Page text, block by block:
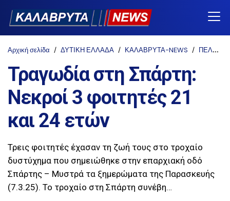
Αρχική σελίδα ΔΥΤΙΚΗ ΕΛΛΑΔΑ ΚΑΛΑΒΡΥΤΑ-NEWS ΠΕΛΟΠΟΝΝΗΣΟΣ
Τραγωδία στη Σπάρτη:
Νεκροί 3 φοιτητές 21
και 24 ετών
Τρεις φοιτητές έχασαν τη ζωή τους στο τροχαίο
δυστύχημα που σημειώθηκε στην επαρχιακή οδό
Σπάρτης – Μυστρά τα ξημερώματα της Παρασκευής
(7.3.25). Το τροχαίο στη Σπάρτη συνέβη…